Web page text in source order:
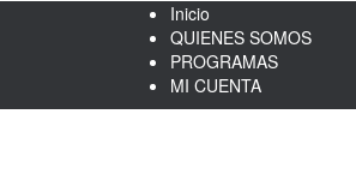
Inicio
QUIENES SOMOS
PROGRAMAS
MI CUENTA